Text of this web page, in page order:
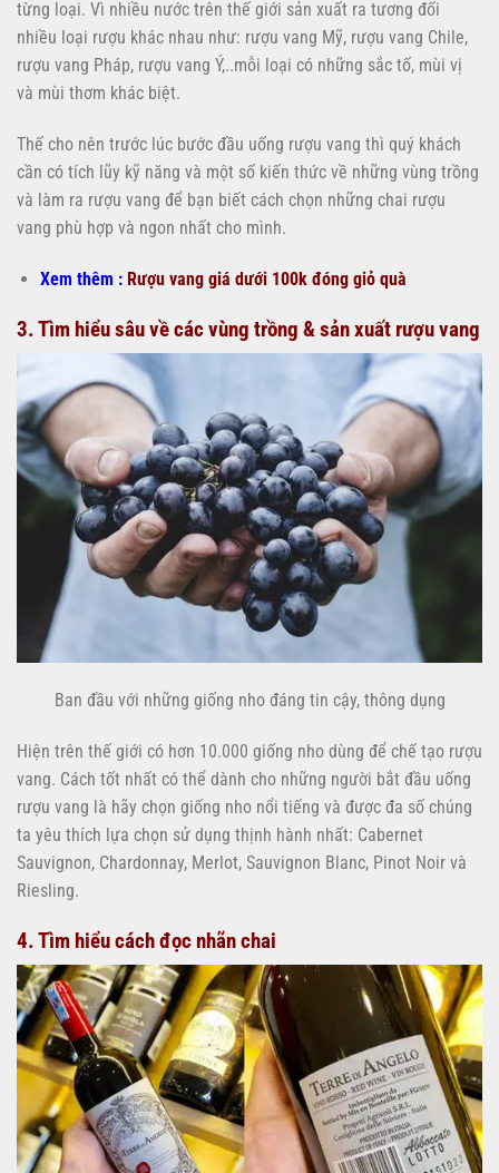
từng loại. Vì nhiều nước trên thế giới sản xuất ra tương đối
nhiều loại rượu khác nhau như: rượu vang Mỹ, rượu vang Chile,
rượu vang Pháp, rượu vang Ý,..mỗi loại có những sắc tố, mùi vị
và mùi thơm khác biệt.
Thế cho nên trước lúc bước đầu uống rượu vang thì quý khách
cần có tích lũy kỹ năng và một số kiến thức về những vùng trồng
và làm ra rượu vang để bạn biết cách chọn những chai rượu
vang phù hợp và ngon nhất cho mình.
Xem thêm : Rượu vang giá dưới 100k đóng giỏ quà
3. Tìm hiểu sâu về các vùng trồng & sản xuất rượu vang
Ban đầu với những giống nho đáng tin cậy, thông dụng
Hiện trên thế giới có hơn 10.000 giống nho dùng để chế tạo rượu
vang. Cách tốt nhất có thể dành cho những người bắt đầu uống
rượu vang là hãy chọn giống nho nổi tiếng và được đa số chúng
ta yêu thích lựa chọn sử dụng thịnh hành nhất: Cabernet
Sauvignon, Chardonnay, Merlot, Sauvignon Blanc, Pinot Noir và
Riesling.
4. Tìm hiểu cách đọc nhãn chai